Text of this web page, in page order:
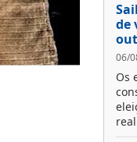
de
06/
Os